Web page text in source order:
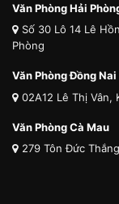
Văn Phòng Hải
Số 30 Lô 14 Lê
Phòng
Văn Phòng Đồng Nai
02A12 Lê Thị Vân,
Văn Phòng Cà Mau
279 Tôn Đức